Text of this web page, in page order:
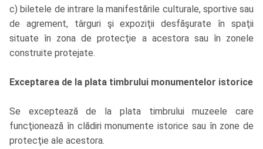
c) biletele de intrare la manifestările culturale, sportive sau
de agrement, târguri şi expoziţii desfăşurate în spaţii
situate în zona de protecţie a acestora sau în zonele
construite protejate.
Exceptarea de la plata timbrului monumentelor istorice
Se exceptează de la plata timbrului muzeele care
funcţionează în clădiri monumente istorice sau în zone de
protecţie ale acestora.